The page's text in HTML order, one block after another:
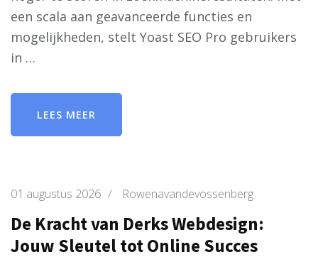
een scala aan geavanceerde functies en
mogelijkheden, stelt Yoast SEO Pro gebruikers
in …
LEES MEER
01 augustus 2026 / Rowenavandevossenberg
De Kracht van Derks Webdesign:
Jouw Sleutel tot Online Succes